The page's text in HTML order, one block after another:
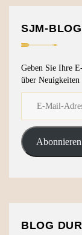
SJM-
Geben Sie Ihre
über
Abonnieren
BLOG